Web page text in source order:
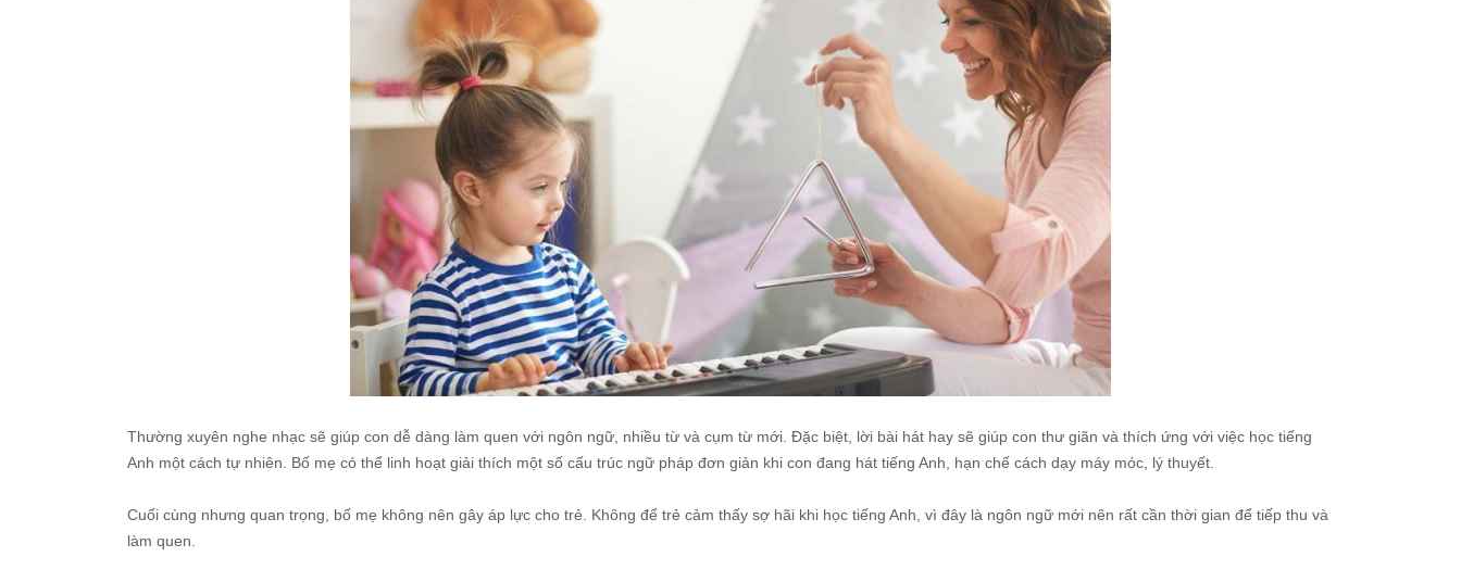
Thường xuyên nghe nhạc sẽ giúp con dễ dàng làm quen với ngôn ngữ, nhiều từ và cụm từ mới. Đặc biệt, lời bài hát hay sẽ giúp con thư giãn và thích ứng với việc học tiếng
Anh một cách tự nhiên. Bố mẹ có thể linh hoạt giải thích một số cấu trúc ngữ pháp đơn giản khi con đang hát tiếng Anh, hạn chế cách dạy máy móc, lý thuyết.
Cuối cùng nhưng quan trọng, bố mẹ không nên gây áp lực cho trẻ. Không để trẻ cảm thấy sợ hãi khi học tiếng Anh, vì đây là ngôn ngữ mới nên rất cần thời gian để tiếp thu và
làm quen.